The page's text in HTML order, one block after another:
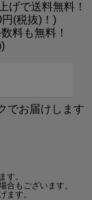
げで送料無料！
(税抜)！)
料も無料！
でお届けします
す。
合もございます。
ます。